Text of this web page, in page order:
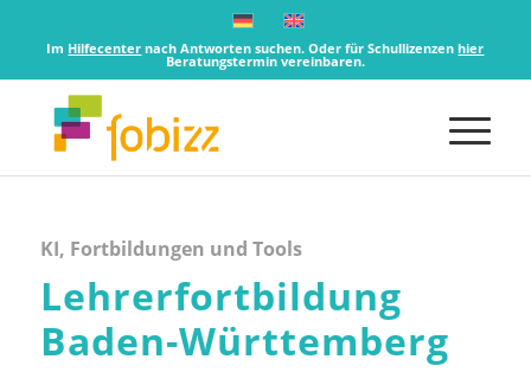
Im Hilfecenter nach Antworten suchen. Oder für Schullizenzenhier
Beratungstermin vereinbaren.
KI, Fortbildungen und Tools
Lehrerfortbildung
Baden-Württemberg